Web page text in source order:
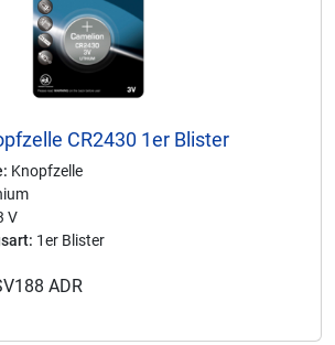
CR2430 1er Blister
Knopfzelle
V
1er Blister
ADR